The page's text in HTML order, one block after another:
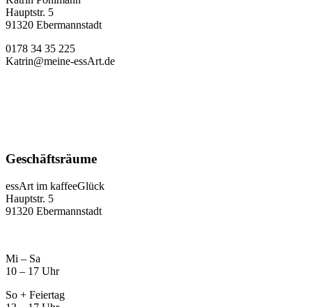
Hauptstr. 5
91320 Ebermannstadt
0178 34 35 225
Katrin@meine-essArt.de
Geschäftsräume
essArt im kaffeeGlück
Hauptstr. 5
91320 Ebermannstadt
Mi – Sa
10 – 17 Uhr
So + Feiertag